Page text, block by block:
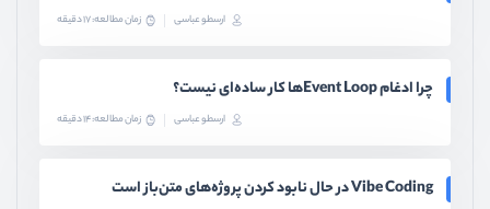
ارسطو عباسی زمان مطالعه: 17 دقیقه
چرا ادغام Event Loopها کار ساده‌ای نیست؟
ارسطو عباسی زمان مطالعه: 14 دقیقه
Vibe Coding در حال نابود کردن پروژه‌های متن‌باز است